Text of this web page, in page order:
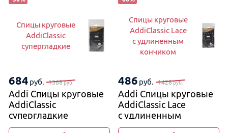
Спицы круговые
AddiClassic
супергладкие
684 руб. 1368руб.
Addi Спицы круговые
AddiClassic
супергладкие
Спицы круговые
AddiClassic Lace
с удлиненным
кончиком
486 руб. 1428руб.
Addi Спицы круговые
AddiClassic Lace
с удлиненным
кончиком